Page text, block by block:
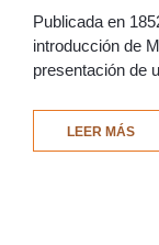
Publicada en
introducción de
presentación de
LEER MÁS